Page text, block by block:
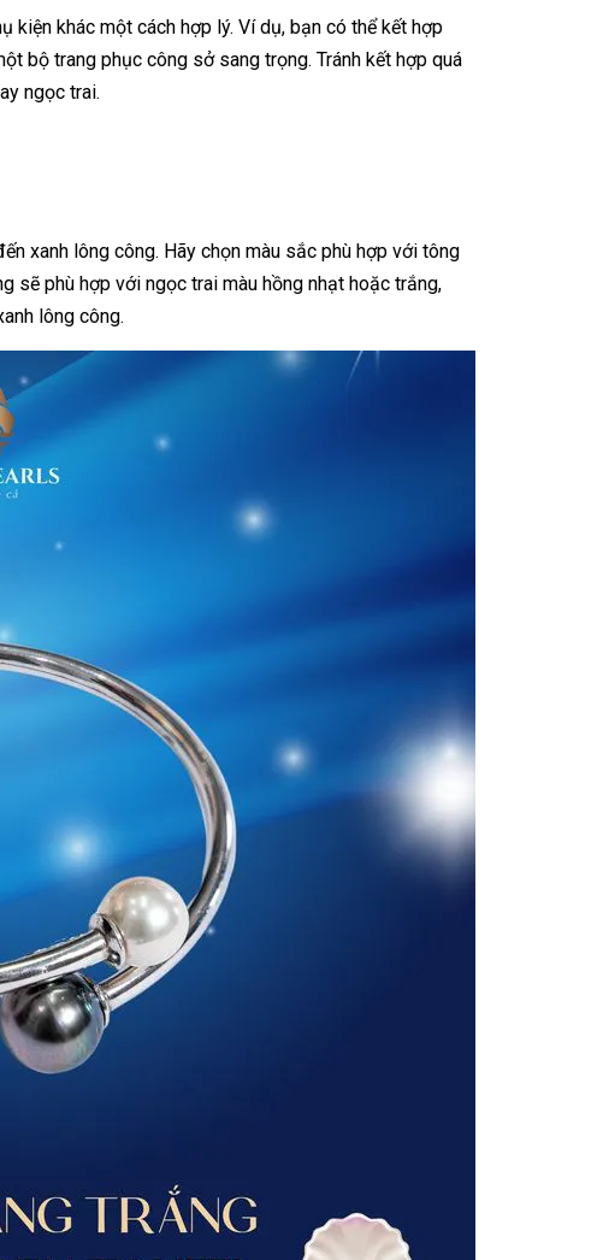
kiện khác một cách hợp lý. Ví dụ, bạn có thể kết hợp
bộ trang phục công sở sang trọng. Tránh kết hợp quá
ngọc trai.
xanh lông công. Hãy chọn màu sắc phù hợp với tông
sẽ phù hợp với ngọc trai màu hồng nhạt hoặc trắng,
lông công.